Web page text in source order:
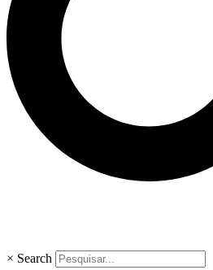
× Search